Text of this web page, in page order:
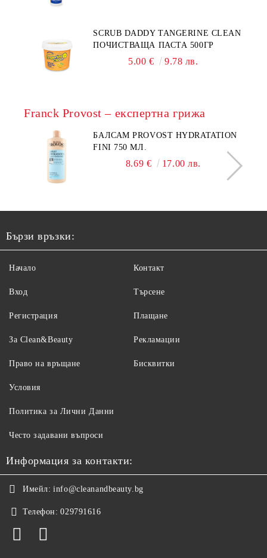
SCRUB DADDY TANGERINE CLEAN
ПОЧИСТВАЩА ПАСТА 500ГР
5.00 € 9.78 лв.
Franck Provost – експертна грижа
БАЛСАМ PROVOST HYDRATATION
FINI 750 МЛ.
8.69 € 17.00 лв.
Бързи връзки:
Начало
Вход
Регистрация
За Clean&Beauty
Контакт
Търсене
Плащане
Рекламации
Право на връщане
Условия
Политика за Лични Данни
Често задавани въпроси
Бисквитки
Информация за контакти:
Имейл: info@cleanandbeauty.bg
Телефон: 029791616